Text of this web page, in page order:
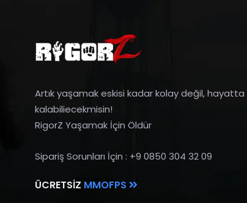
Artık yaşamak eskisi kadar kolay değil, hayatta
kalabiliecekmisin!
RigorZ Yaşamak İçin Öldür
Sipariş Sorunları İçin : +9 0850 304 32 09
ÜCRETSIZ MMOFPS